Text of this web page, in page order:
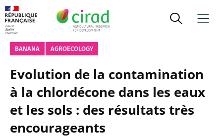
BANANA AGROECOLOGY
Evolution de la contamination
à la chlordécone dans les eaux
et les sols : des résultats très
encourageants